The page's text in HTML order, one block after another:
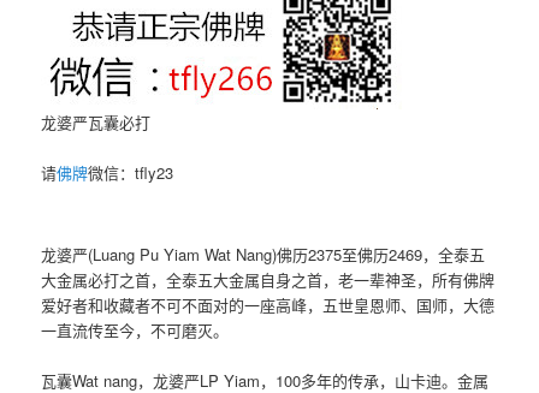
龙婆严瓦囊必打
请佛牌微信：tfly23
龙婆严(Luang Pu Yiam Wat Nang)佛历2375至佛历2469，全泰五
大金属必打之首，全泰五大金属自身之首，老一辈神圣，所有佛牌
爱好者和收藏者不可不面对的一座高峰，五世皇恩师、国师，大德
一直流传至今，不可磨灭。
瓦囊Wat nang，龙婆严LP Yiam，100多年的传承，山卡迪。金属